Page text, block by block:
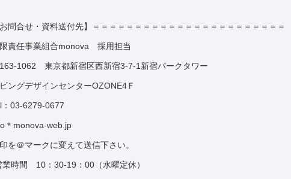
お問合せ・資料送付先】＝＝＝＝＝＝＝＝＝＝＝＝＝＝＝＝＝＝＝＝＝＝＝
責任事業組合monova 採用担当
1062 東京都新宿区西新宿3-7-1新宿パークタワー
ングデザインセンターOZONE4Ｆ
：03-6279-0677
＊monova-web.jp
を＠マークに変えて送信下さい。
業時間 10：30-19：00（水曜定休）